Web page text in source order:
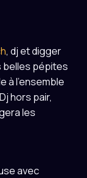
, dj et digger
belles pépites
à l’ensemble
hors pair,
les
avec